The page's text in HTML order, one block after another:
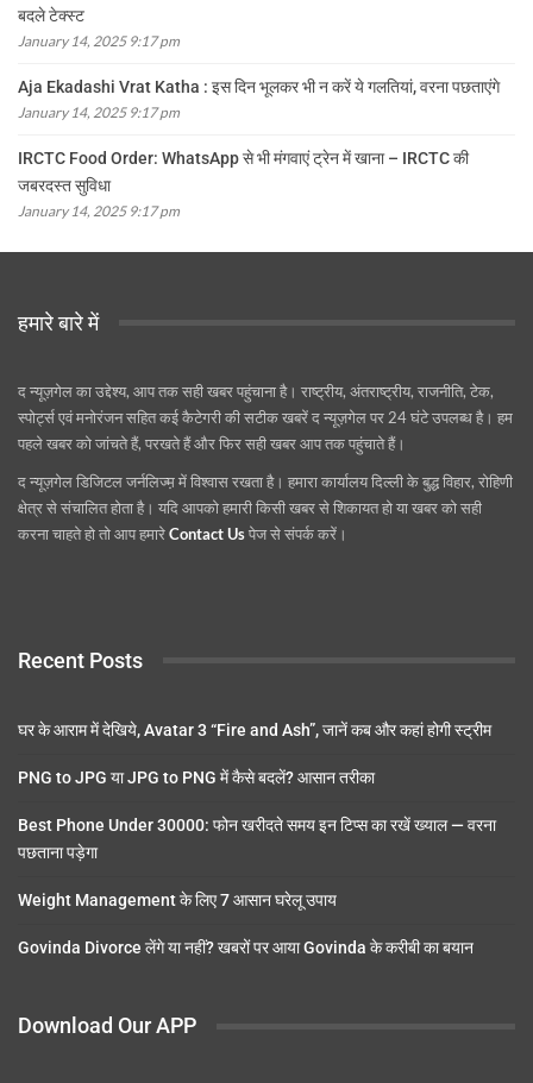
बदले टेक्स्ट
January 14, 2025 9:17 pm
Aja Ekadashi Vrat Katha : इस दिन भूलकर भी न करें ये गलतियां, वरना पछताएंगे
January 14, 2025 9:17 pm
IRCTC Food Order: WhatsApp से भी मंगवाएं ट्रेन में खाना – IRCTC की
जबरदस्त सुविधा
January 14, 2025 9:17 pm
हमारे बारे में
द न्यूज़गेल का उद्देश्य, आप तक सही खबर पहुंचाना है। राष्ट्रीय, अंतराष्ट्रीय, राजनीति, टेक,
स्पोर्ट्स एवं मनोरंजन सहित कई कैटेगरी की सटीक खबरें द न्यूज़गेल पर 24 घंटे उपलब्ध है। हम
पहले खबर को जांचते हैं, परखते हैं और फिर सही खबर आप तक पहुंचाते हैं।
द न्यूज़गेल डिजिटल जर्नलिज्म़ में विश्वास रखता है। हमारा कार्यालय दिल्ली के बुद्ध विहार, रोहिणी
क्षेत्र से संचालित होता है। यदि आपको हमारी किसी खबर से शिकायत हो या खबर को सही
करना चाहते हो तो आप हमारेContact Usपेज से संपर्क करें।
Recent Posts
घर के आराम में देखिये, Avatar 3 “Fire and Ash”, जानें कब और कहां होगी स्ट्रीम
PNG to JPG या JPG to PNG में कैसे बदलें? आसान तरीका
Best Phone Under 30000: फोन खरीदते समय इन टिप्स का रखें ख्याल — वरना
पछताना पड़ेगा
Weight Management के लिए 7 आसान घरेलू उपाय
Govinda Divorce लेंगे या नहीं? खबरों पर आया Govinda के करीबी का बयान
Download Our APP